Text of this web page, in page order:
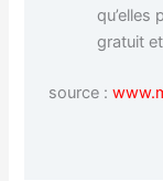
qu’elles
gratuit
source :